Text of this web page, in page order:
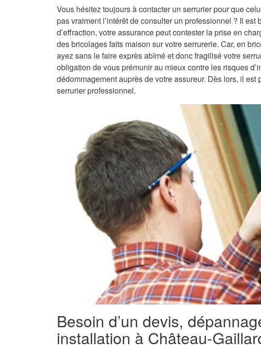
Vous hésitez toujours à contacter un serrurier pour que
pas vraiment l’intérêt de consulter un professionnel ? Il est
d’effraction, votre assurance peut contester la prise en
des bricolages faits maison sur votre serrurerie. Car, en
ayez sans le faire exprès abîmé et donc fragilisé votre
obligation de vous prémunir au mieux contre les risques
dédommagement auprès de votre assureur. Dès lors, il
serrurier professionnel.
Besoin d’un devis,
installation à Château-